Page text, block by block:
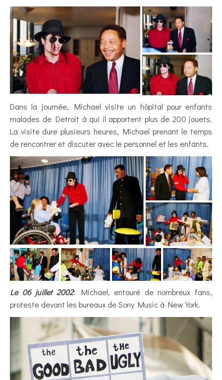
Dans la journée, Michael visite un hôpital pour enfants
malades de Detroit à qui il apportent plus de 200 jouets.
La visite dure plusieurs heures, Michael prenant le temps
de rencontrer et discuter avec le personnel et les enfants.
Le 06 juillet 2002: Michael, entouré de nombreux fans,
proteste devant les bureaux de Sony Music à New York.